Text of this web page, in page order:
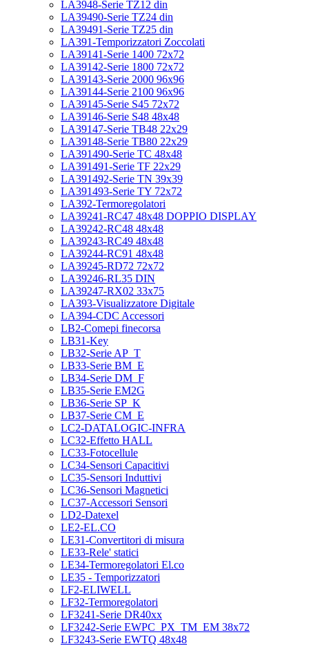
LA3948-Serie TZ12 din
LA39490-Serie TZ24 din
LA39491-Serie TZ25 din
LA391-Temporizzatori Zoccolati
LA39141-Serie 1400 72x72
LA39142-Serie 1800 72x72
LA39143-Serie 2000 96x96
LA39144-Serie 2100 96x96
LA39145-Serie S45 72x72
LA39146-Serie S48 48x48
LA39147-Serie TB48 22x29
LA39148-Serie TB80 22x29
LA391490-Serie TC 48x48
LA391491-Serie TF 22x29
LA391492-Serie TN 39x39
LA391493-Serie TY 72x72
LA392-Termoregolatori
LA39241-RC47 48x48 DOPPIO DISPLAY
LA39242-RC48 48x48
LA39243-RC49 48x48
LA39244-RC91 48x48
LA39245-RD72 72x72
LA39246-RL35 DIN
LA39247-RX02 33x75
LA393-Visualizzatore Digitale
LA394-CDC Accessori
LB2-Comepi finecorsa
LB31-Key
LB32-Serie AP_T
LB33-Serie BM_E
LB34-Serie DM_F
LB35-Serie EM2G
LB36-Serie SP_K
LB37-Serie CM_E
LC2-DATALOGIC-INFRA
LC32-Effetto HALL
LC33-Fotocellule
LC34-Sensori Capacitivi
LC35-Sensori Induttivi
LC36-Sensori Magnetici
LC37-Accessori Sensori
LD2-Datexel
LE2-EL.CO
LE31-Convertitori di misura
LE33-Rele' statici
LE34-Termoregolatori El.co
LE35 - Temporizzatori
LF2-ELIWELL
LF32-Termoregolatori
LF3241-Serie DR40xx
LF3242-Serie EWPC_PX_TM_EM 38x72
LF3243-Serie EWTQ 48x48